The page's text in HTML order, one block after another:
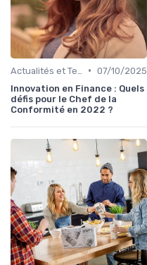
• 07/10/2025
Innovation en Finance : Quels
défis pour le Chef de la
Conformité en 2022 ?